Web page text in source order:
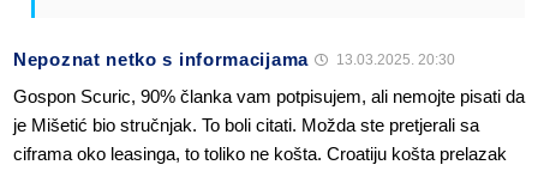
Nepoznat netko s informacijama 13.03.2025. 20:30
Gospon Scuric, 90% članka vam potpisujem, ali nemojte pisati da
je Mišetić bio stručnjak. To boli citati. Možda ste pretjerali sa
ciframa oko leasinga, to toliko ne košta. Croatiju košta prelazak